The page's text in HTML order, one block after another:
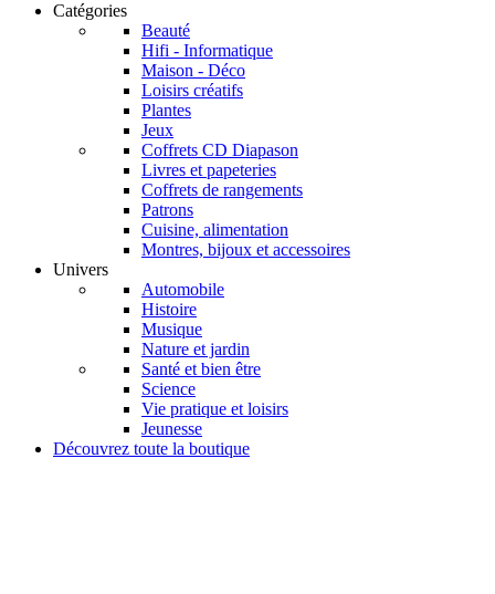
Catégories
Beauté
Hifi - Informatique
Maison - Déco
Loisirs créatifs
Plantes
Jeux
Coffrets CD Diapason
Livres et papeteries
Coffrets de rangements
Patrons
Cuisine, alimentation
Montres, bijoux et accessoires
Univers
Automobile
Histoire
Musique
Nature et jardin
Santé et bien être
Science
Vie pratique et loisirs
Jeunesse
Découvrez toute la boutique